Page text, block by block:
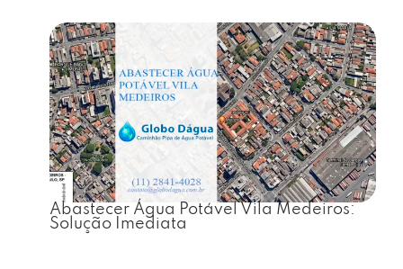
Abastecer Água Potável Vila Medeiros:
Solução Imediata